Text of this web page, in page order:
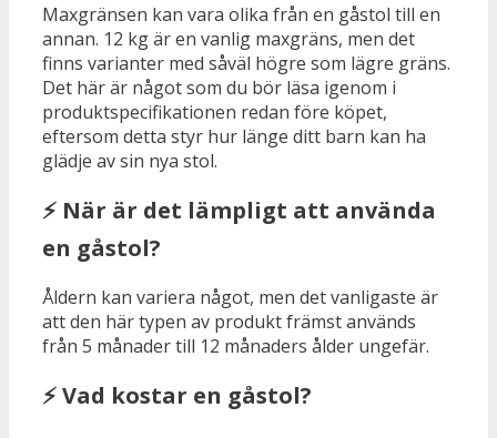
Maxgränsen kan vara olika från en gåstol till en
annan. 12 kg är en vanlig maxgräns, men det
finns varianter med såväl högre som lägre gräns.
Det här är något som du bör läsa igenom i
produktspecifikationen redan före köpet,
eftersom detta styr hur länge ditt barn kan ha
glädje av sin nya stol.
⚡ När är det lämpligt att använda
en gåstol?
Åldern kan variera något, men det vanligaste är
att den här typen av produkt främst används
från 5 månader till 12 månaders ålder ungefär.
⚡ Vad kostar en gåstol?